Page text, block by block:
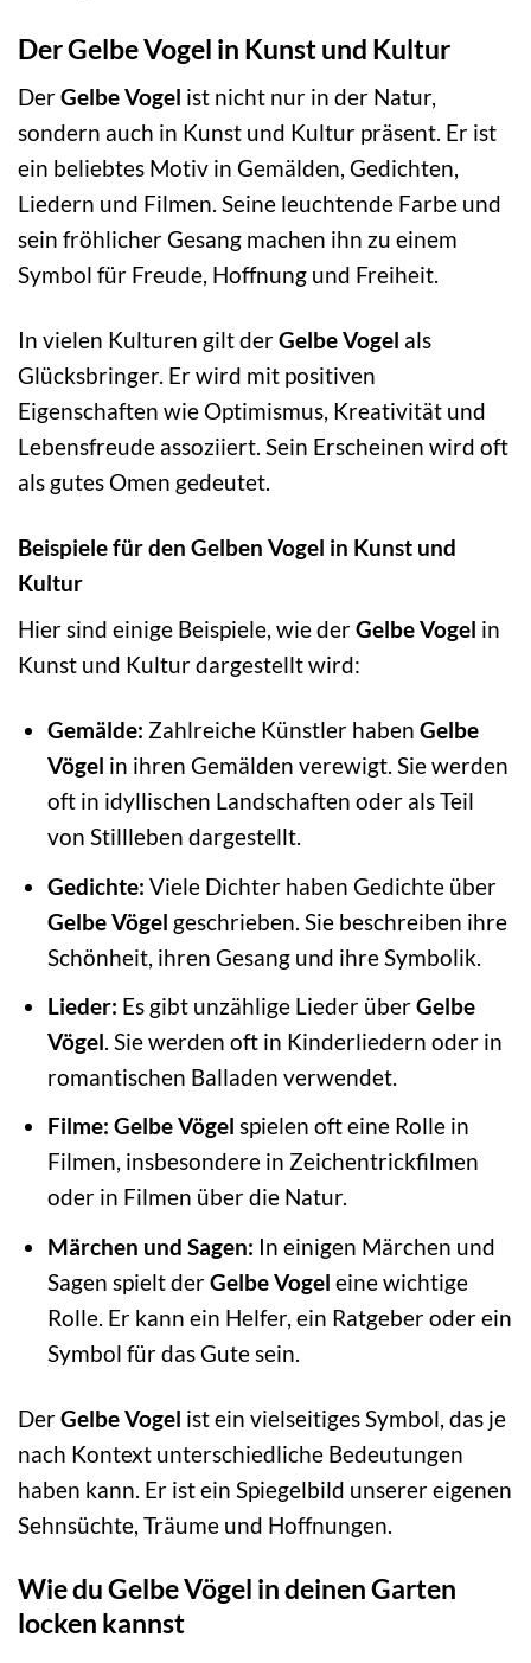
Der Gelbe Vogel in Kunst und Kultur
DerGelbe Vogel ist nicht nur in der Natur,
sondern auch in Kunst und Kultur präsent. Er ist
ein beliebtes Motiv in Gemälden, Gedichten,
Liedern und Filmen. Seine leuchtende Farbe und
sein fröhlicher Gesang machen ihn zu einem
Symbol für Freude, Hoffnung und Freiheit.
In vielen Kulturen gilt derGelbe Vogel als
Glücksbringer. Er wird mit positiven
Eigenschaften wie Optimismus, Kreativität und
Lebensfreude assoziiert. Sein Erscheinen wird oft
als gutes Omen gedeutet.
Beispiele für den Gelben Vogel in Kunst und
Kultur
Hier sind einige Beispiele, wie derGelbe Vogel in
Kunst und Kultur dargestellt wird:
Gemälde: Zahlreiche Künstler haben Gelbe
Vögel in ihren Gemälden verewigt. Sie werden
oft in idyllischen Landschaften oder als Teil
von Stillleben dargestellt.
Gedichte: Viele Dichter haben Gedichte über
Gelbe Vögel geschrieben. Sie beschreiben ihre
Schönheit, ihren Gesang und ihre Symbolik.
Lieder: Es gibt unzählige Lieder überGelbe
Vögel. Sie werden oft in Kinderliedern oder in
romantischen Balladen verwendet.
Filme: Gelbe Vögel spielen oft eine Rolle in
Filmen, insbesondere in Zeichentrickfilmen
oder in Filmen über die Natur.
Märchen und Sagen: In einigen Märchen und
Sagen spielt derGelbe Vogel eine wichtige
Rolle. Er kann ein Helfer, ein Ratgeber oder ein
Symbol für das Gute sein.
DerGelbe Vogel ist ein vielseitiges Symbol, das je
nach Kontext unterschiedliche Bedeutungen
haben kann. Er ist ein Spiegelbild unserer eigenen
Sehnsüchte, Träume und Hoffnungen.
Wie du Gelbe Vögel in deinen Garten
locken kannst